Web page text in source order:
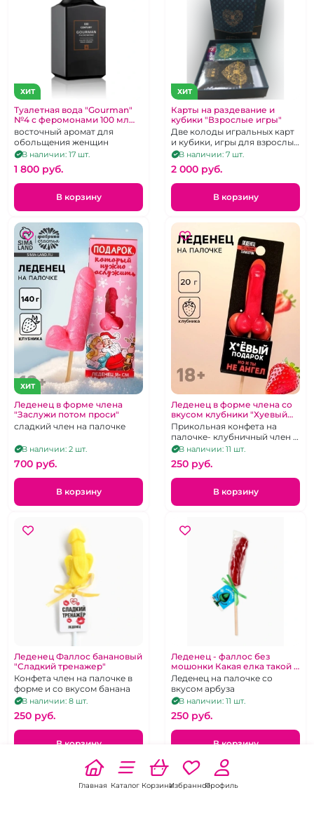
ХИТ
Туалетная вода "Gourman"
№4 с феромонами 100 мл
для мужчин
восточный аромат для
обольщения женщин
В наличии: 17 шт.
1 800 pуб.
В корзину
ХИТ
Карты на раздевание и
кубики "Взрослые игры"
Две колоды игральных карт
и кубики, игры для взрослых
"Любовь"
В наличии: 7 шт.
2 000 pуб.
В корзину
ХИТ
Леденец в форме члена
"Заслужи потом проси"
сладкий член на палочке
В наличии: 2 шт.
700 pуб.
В корзину
Леденец в форме члена со
вкусом клубники "Хуевый
подарок, но и ты не ангел"
Прикольная конфета на
палочке- клубничный член с
мошонкой
В наличии: 11 шт.
250 pуб.
В корзину
Леденец Фаллос банановый
"Сладкий тренажер"
Конфета член на палочке в
форме и со вкусом банана
В наличии: 8 шт.
250 pуб.
В корзину
Леденец - фаллос без
мошонки Какая елка такой и
подарок"
Леденец на палочке со
вкусом арбуза
В наличии: 11 шт.
250 pуб.
В корзину
Главная Каталог КорзинаИзбранноеПрофиль